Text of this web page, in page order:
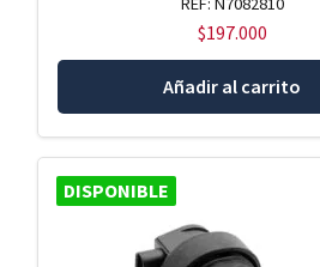
$197.000
Añadir al carrito
DISPONIBLE